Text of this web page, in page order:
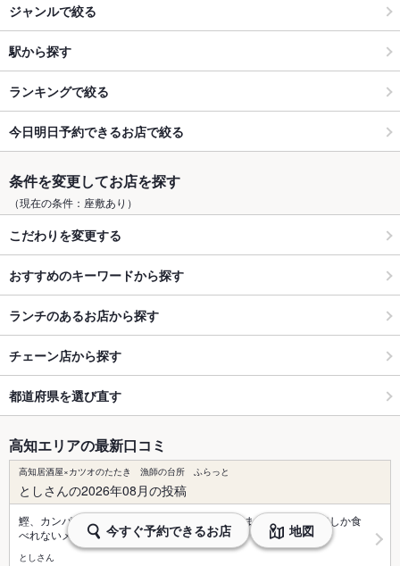
ジャンルで絞る
駅から探す
ランキングで絞る
今日明日予約できるお店で絞る
条件を変更してお店を探す
（現在の条件：座敷あり）
こだわりを変更する
おすすめのキーワードから探す
ランチのあるお店から探す
チェーン店から探す
都道府県を選び直す
高知エリアの最新口コミ
高知居酒屋×カツオのたたき 漁師の台所 ふらっと
としさんの2026年08月の投稿
鰹、カンパチ、鯛の食べ方の種類が多く楽しめました！コースでしか食
べれないメニューもあるそう…
としさん
今すぐ予約できるお店 地図